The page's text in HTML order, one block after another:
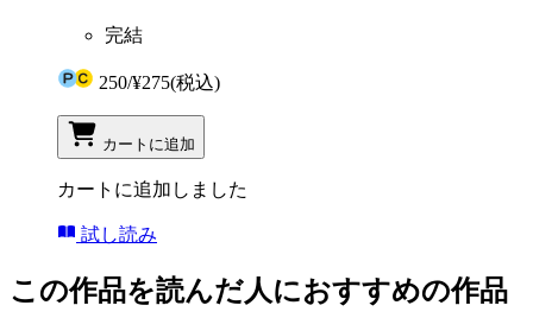
完結
250/¥275(税込)
カートに追加
カートに追加しました
試し読み
この作品を読んだ人におすすめの作品